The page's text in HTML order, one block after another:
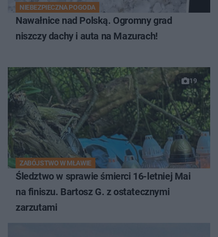
NIEBEZPIECZNA POGODA
Nawałnice nad Polską. Ogromny grad
niszczy dachy i auta na Mazurach!
19
ZABÓJSTWO W MŁAWIE
Śledztwo w sprawie śmierci 16-letniej Mai
na finiszu. Bartosz G. z ostatecznymi
zarzutami